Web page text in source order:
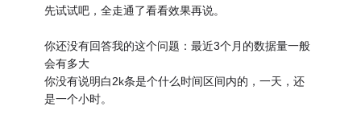
先试试吧，全走通了看看效果再说。
你还没有回答我的这个问题：最近3个月的数据量一般
会有多大
你没有说明白2k条是个什么时间区间内的，一天，还
是一个小时。